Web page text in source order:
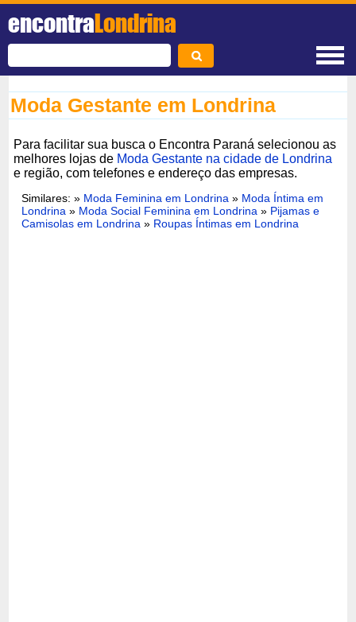
encontraLondrina
Moda Gestante em Londrina
Para facilitar sua busca o Encontra Paraná selecionou as
melhores lojas de Moda Gestante na cidade de Londrina
e região, com telefones e endereço das empresas.
Similares: » Moda Feminina em Londrina » Moda Íntima em
Londrina » Moda Social Feminina em Londrina » Pijamas e
Camisolas em Londrina » Roupas Íntimas em Londrina